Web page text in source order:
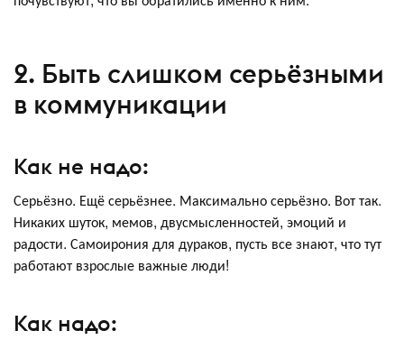
2. Быть слишком серьёзными
в коммуникации
Как не надо:
Серьёзно. Ещё серьёзнее. Максимально серьёзно. Вот так.
Никаких шуток, мемов, двусмысленностей, эмоций и
радости. Самоирония для дураков, пусть все знают, что тут
работают взрослые важные люди!
Как надо: